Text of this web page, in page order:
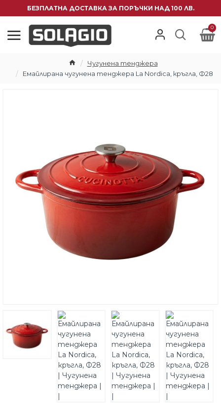
БЕЗПЛАТНА ДОСТАВКА ЗА ПОРЪЧКИ НАД 100 ЛВ.
0
Чугуненa тенджерa
Емайлирана чугунена тенджера La Nordica, кръгла, Ф28